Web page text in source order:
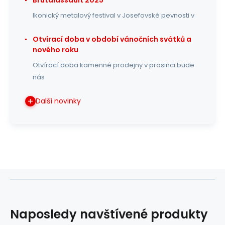
Ikonický metalový festival v Josefovské pevnosti v
Otvírací doba v období vánočních svátků a
nového roku
Otvírací doba kamenné prodejny v prosinci bude
nás
Další novinky
Naposledy navštívené produkty